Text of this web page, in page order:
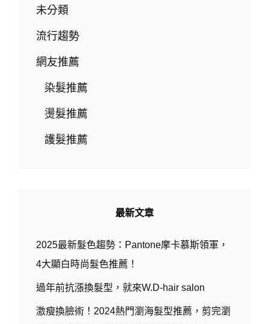
薦
鄰
近
逢
甲、
東
海
商
圈
未分類
流行趨勢
網友推薦
染髮推薦
燙髮推薦
護髮推薦
最新文章
2025最新髮色趨勢：Pantone摩卡慕斯領軍，
4大顯白時尚髮色推薦！
過年前抗漲換髮型，就來W.D-hair salon
激瘦換臉術！2024熱門瀏海髮型推薦，剪完瀏